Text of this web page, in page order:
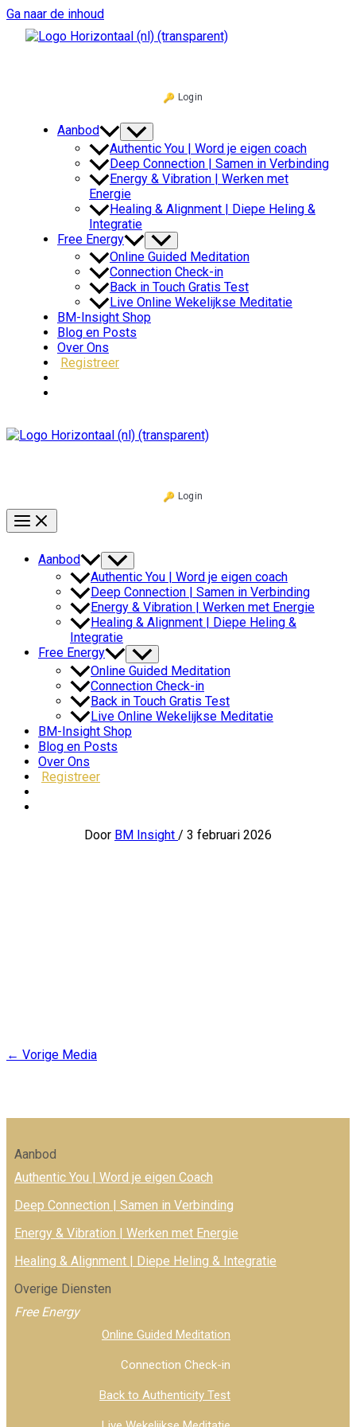
Ga naar de inhoud
Login
Aanbod
Authentic You | Word je eigen coach
Deep Connection | Samen in Verbinding
Energy & Vibration | Werken met
Energie
Healing & Alignment | Diepe Heling &
Integratie
Free Energy
Online Guided Meditation
Connection Check-in
Back in Touch Gratis Test
Live Online Wekelijkse Meditatie
BM-Insight Shop
Blog en Posts
Over Ons
Registreer
Login
Aanbod
Authentic You | Word je eigen coach
Deep Connection | Samen in Verbinding
Energy & Vibration | Werken met Energie
Healing & Alignment | Diepe Heling &
Integratie
Free Energy
Online Guided Meditation
Connection Check-in
Back in Touch Gratis Test
Live Online Wekelijkse Meditatie
BM-Insight Shop
Blog en Posts
Over Ons
Registreer
Door BM Insight / 3 februari 2026
← Vorige Media
Aanbod
Authentic You | Word je eigen Coach
Deep Connection | Samen in Verbinding
Energy & Vibration | Werken met Energie
Healing & Alignment | Diepe Heling & Integratie
Overige Diensten
Free Energy
Online Guided Meditation
Connection Check-in
Back to Authenticity Test